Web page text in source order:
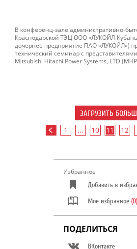
​В конференц-зале административно-
Краснодарской ТЭЦ ООО «ЛУКОЙЛ-
дочернее предприятие ПАО «ЛУКОЙЛ»)
технический семинар с
Mitsubishi Hitachi Power Systems, LTD
ЗАГРУЗИТЬ
1 ... 10 11 12
Избранное
Добавить в
Мое избранное (0)
ПОДЕЛИТЬСЯ
ВКонтакте